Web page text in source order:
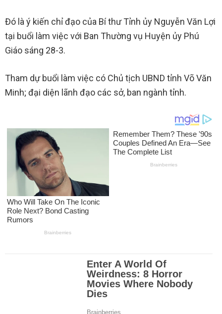
Đó là ý kiến chỉ đạo của Bí thư Tỉnh ủy Nguyễn Văn Lợi
tại buổi làm việc với Ban Thường vụ Huyện ủy Phú
Giáo sáng 28-3.
Tham dự buổi làm việc có Chủ tịch UBND tỉnh Võ Văn
Minh; đại diện lãnh đạo các sở, ban ngành tỉnh.